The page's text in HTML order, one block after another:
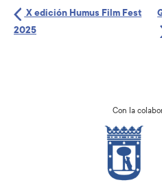
X edición Humus Film Fest
2025
Con la